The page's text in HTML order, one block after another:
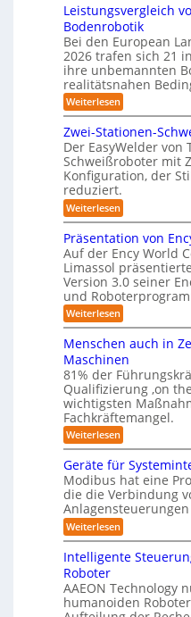
r
6m
3
D
-
S
t
e
r
e
o
-
K
a
m
r
a
s
y
s
t
e
m
f
ü
r
R
o
b
o
t
i
k
u
d
L
u
t
t
l
e
-
S
y
s
t
m
f
ü
r
R
e
i
n
ä
u
m
e
b
i
I
S
O
-
K
l
s
s
Leistungsvergleich
Bodenrobotik
Bei den European
2026 trafen sich 21
ihre unbemannten
realitätsnahen
Weiterlesen:
L
e
i
s
t
u
g
s
v
e
r
g
l
e
i
c
h
v
o
n
m
i
l
i
t
ä
r
i
s
c
h
e
r
B
o
d
n
r
o
Zwei-Stationen-
Der EasyWelder von
Schweißroboter mit
Konfiguration, der
reduziert.
Weiterlesen:
Z
w
e
i
-
S
t
a
t
i
o
n
e
n
-
S
c
h
w
i
ß
c
o
b
o
t
Präsentation von
Auf der Ency World
Limassol
Version 3.0 seiner
und
Weiterlesen:
P
ä
s
e
n
t
a
t
i
o
n
v
o
n
E
n
c
y
3
0
Menschen auch in
Maschinen
81% der
Qualifizierung ‚on
wichtigsten
Fachkräftemangel.
Weiterlesen:
M
n
s
c
h
e
n
a
u
h
i
n
Geräte für
Modibus hat eine
die die Verbindung
Weiterlesen:
G
e
r
t
e
f
Intelligente
Roboter
AAEON Technology
humanoiden